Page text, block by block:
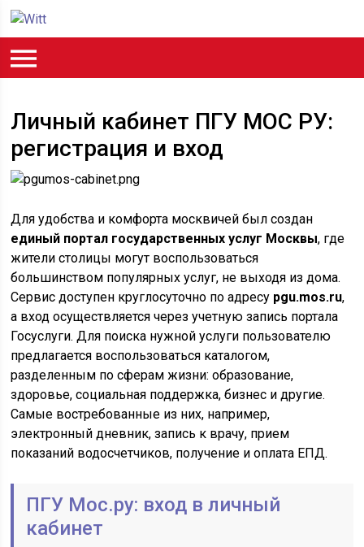
Личный кабинет ПГУ МОС РУ:
регистрация и вход
Для удобства и комфорта москвичей был создан
единый портал государственных услуг Москвы, где
жители столицы могут воспользоваться
большинством популярных услуг, не выходя из дома.
Сервис доступен круглосуточно по адресу pgu.mos.ru,
а вход осуществляется через учетную запись портала
Госуслуги. Для поиска нужной услуги пользователю
предлагается воспользоваться каталогом,
разделенным по сферам жизни: образование,
здоровье, социальная поддержка, бизнес и другие.
Самые востребованные из них, например,
электронный дневник, запись к врачу, прием
показаний водосчетчиков, получение и оплата ЕПД.
ПГУ Мос.ру: вход в личный
кабинет